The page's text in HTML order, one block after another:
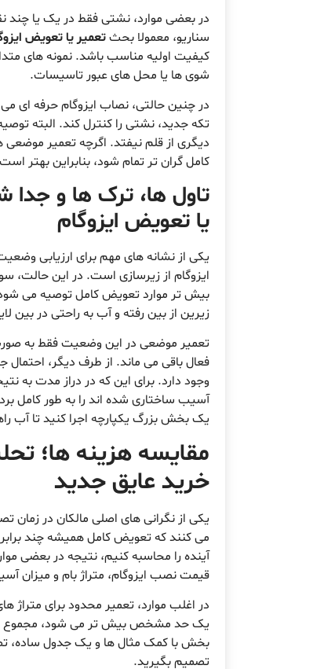
در بعضی موارد، نشتی فقط در یک یا
سناریو، معمولا بحثتعمیر یا تعویض
کیفیت اولیه مناسب باشد. نمونه های
شوی ها یا محل های عبور تاسیسات.
در چنین حالتی، نصاب ایزوگام حرفه ای
تکه جدید، نشتی را کنترل کند. البته
دیگری از قلم نیفتد. اگرچه تعمیر موضعی
کامل گران تر تمام شود، بنابراین بهتر
تاول ها، ترک ها و جدا
یا تعویض ایزوگام
یکی از نشانه های مهم برای ارزیابی
ایزوگام از زیرسازی است. در این حالت،
بیش تر موارد تعویض کامل توصیه می
زیرین از بین رفته و آب به راحتی در بین
تعمیر موضعی در این وضعیت فقط به
فعال باقی می ماند. از طرف دیگر،
وجود دارد. برای این که در دراز مدت به
آسیب ساختاری شده اند را به طور کامل
یک بخش بزرگ یکپارچه اجرا کنید تا آب
مقایسه هزینه ها؛
خرید عایق جدید
یکی از نگرانی های اصلی مالکان در زمان
می کنند که تعویض کامل همیشه چند
آینده را محاسبه کنیم، نتیجه در بعضی
قیمت نصب ایزوگام، متراژ بام و میزان
در اغلب موارد، تعمیر محدود برای
یک حد مشخص بیش تر می شود، مجموع
بخش با کمک مثال ها و یک جدول ساده،
تصمیم بگیرید.